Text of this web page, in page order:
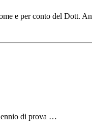
e per conto del Dott.
di prova …